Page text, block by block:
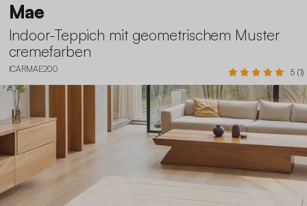
Mae
Indoor-Teppich mit geometrischem Muster
cremefarben
ICARMAE200 5 (1)